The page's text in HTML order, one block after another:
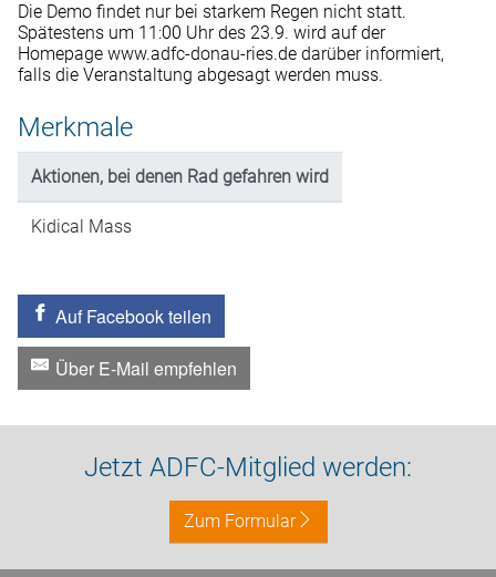
Die Demo findet nur bei starkem Regen nicht statt.
Spätestens um 11:00 Uhr des 23.9. wird auf der
Homepage www.adfc-donau-ries.de darüber informiert,
falls die Veranstaltung abgesagt werden muss.
Merkmale
Aktionen, bei denen Rad gefahren wird
Kidical Mass
Auf Facebook teilen
Über E-Mail empfehlen
Jetzt ADFC-Mitglied werden:
Zum Formular